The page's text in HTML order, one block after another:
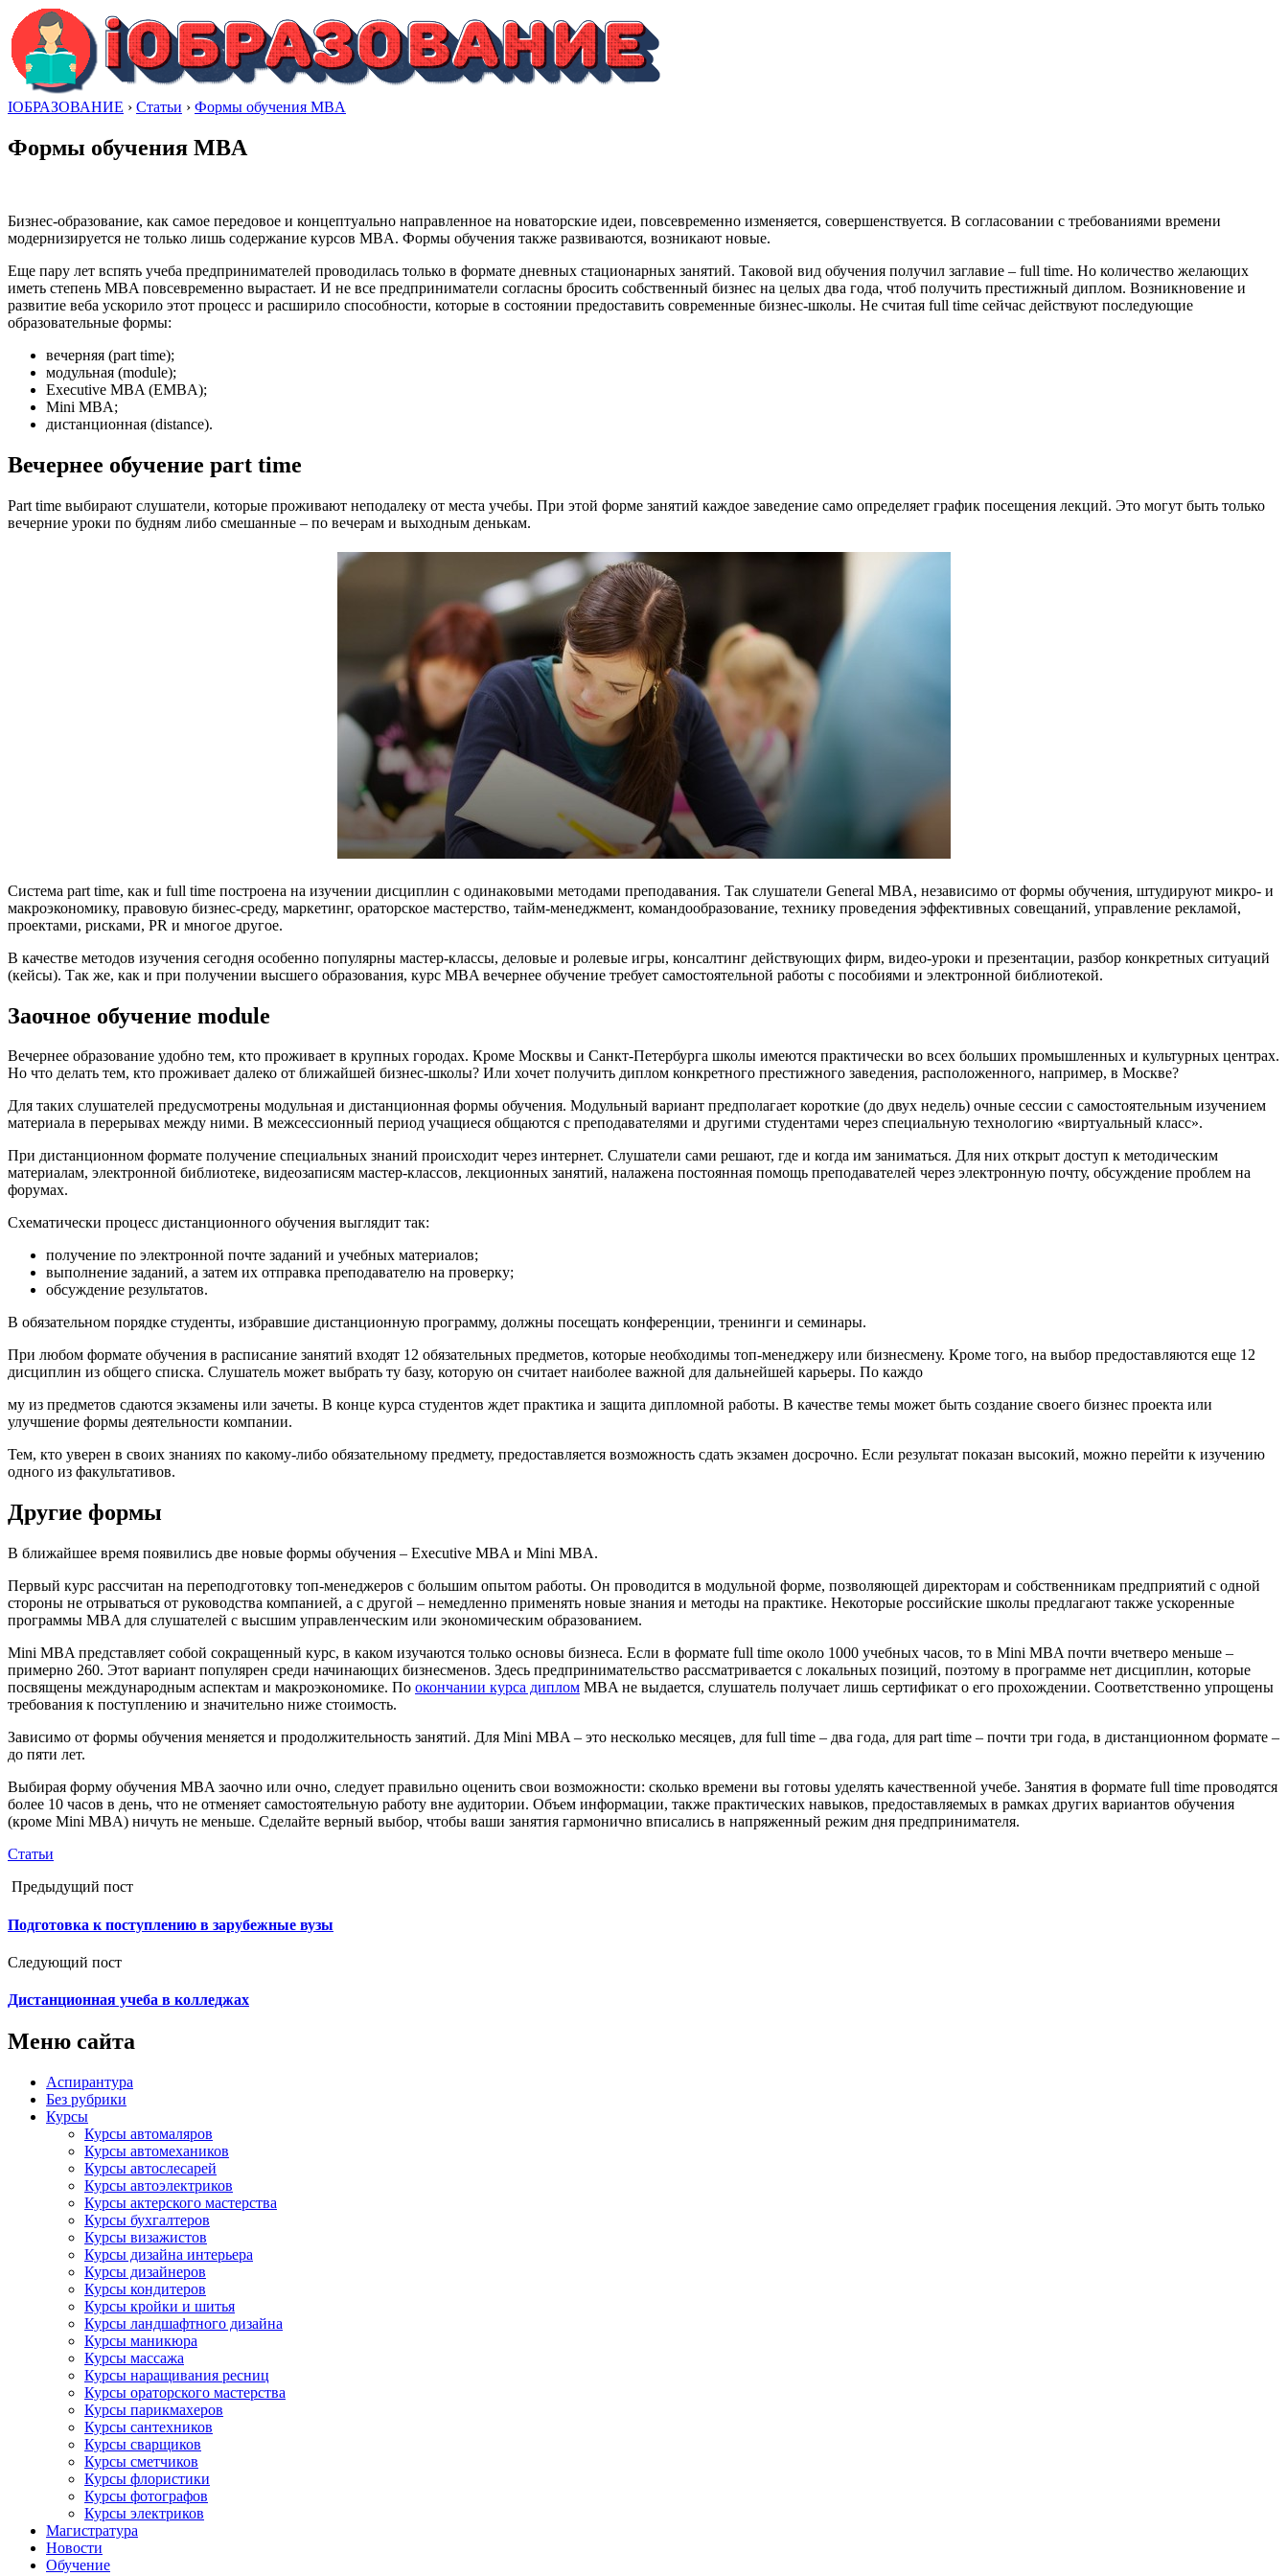
IОБРАЗОВАНИЕ › Статьи › Формы обучения MBA
Формы обучения MBA
Бизнес-образование, как самое передовое и концептуально направленное на новаторские идеи, повсевременно изменяется, совершенствуется. В согласовании с требованиями времени
модернизируется не только лишь содержание курсов MBA. Формы обучения также развиваются, возникают новые.
Еще пару лет вспять учеба предпринимателей проводилась только в формате дневных стационарных занятий. Таковой вид обучения получил заглавие – full time. Но количество желающих
иметь степень MBA повсевременно вырастает. И не все предприниматели согласны бросить собственный бизнес на целых два года, чтоб получить престижный диплом. Возникновение и
развитие веба ускорило этот процесс и расширило способности, которые в состоянии предоставить современные бизнес-школы. Не считая full time сейчас действуют последующие
образовательные формы:
вечерняя (part time);
модульная (module);
Executive MBA (EMBA);
Mini MBA;
дистанционная (distance).
Вечернее обучение part time
Part time выбирают слушатели, которые проживают неподалеку от места учебы. При этой форме занятий каждое заведение само определяет график посещения лекций. Это могут быть только
вечерние уроки по будням либо смешанные – по вечерам и выходным денькам.
Система part time, как и full time построена на изучении дисциплин с одинаковыми методами преподавания. Так слушатели General MBA, независимо от формы обучения, штудируют микро- и
макроэкономику, правовую бизнес-среду, маркетинг, ораторское мастерство, тайм-менеджмент, командообразование, технику проведения эффективных совещаний, управление рекламой,
проектами, рисками, PR и многое другое.
В качестве методов изучения сегодня особенно популярны мастер-классы, деловые и ролевые игры, консалтинг действующих фирм, видео-уроки и презентации, разбор конкретных ситуаций
(кейсы). Так же, как и при получении высшего образования, курс MBA вечернее обучение требует самостоятельной работы с пособиями и электронной библиотекой.
Заочное обучение module
Вечернее образование удобно тем, кто проживает в крупных городах. Кроме Москвы и Санкт-Петербурга школы имеются практически во всех больших промышленных и культурных центрах.
Но что делать тем, кто проживает далеко от ближайшей бизнес-школы? Или хочет получить диплом конкретного престижного заведения, расположенного, например, в Москве?
Для таких слушателей предусмотрены модульная и дистанционная формы обучения. Модульный вариант предполагает короткие (до двух недель) очные сессии с самостоятельным изучением
материала в перерывах между ними. В межсессионный период учащиеся общаются с преподавателями и другими студентами через специальную технологию «виртуальный класс».
При дистанционном формате получение специальных знаний происходит через интернет. Слушатели сами решают, где и когда им заниматься. Для них открыт доступ к методическим
материалам, электронной библиотеке, видеозаписям мастер-классов, лекционных занятий, налажена постоянная помощь преподавателей через электронную почту, обсуждение проблем на
форумах.
Схематически процесс дистанционного обучения выглядит так:
получение по электронной почте заданий и учебных материалов;
выполнение заданий, а затем их отправка преподавателю на проверку;
обсуждение результатов.
В обязательном порядке студенты, избравшие дистанционную программу, должны посещать конференции, тренинги и семинары.
При любом формате обучения в расписание занятий входят 12 обязательных предметов, которые необходимы топ-менеджеру или бизнесмену. Кроме того, на выбор предоставляются еще 12
дисциплин из общего списка. Слушатель может выбрать ту базу, которую он считает наиболее важной для дальнейшей карьеры. По каждо
му из предметов сдаются экзамены или зачеты. В конце курса студентов ждет практика и защита дипломной работы. В качестве темы может быть создание своего бизнес проекта или
улучшение формы деятельности компании.
Тем, кто уверен в своих знаниях по какому-либо обязательному предмету, предоставляется возможность сдать экзамен досрочно. Если результат показан высокий, можно перейти к изучению
одного из факультативов.
Другие формы
В ближайшее время появились две новые формы обучения – Executive MBA и Mini MBA.
Первый курс рассчитан на переподготовку топ-менеджеров с большим опытом работы. Он проводится в модульной форме, позволяющей директорам и собственникам предприятий с одной
стороны не отрываться от руководства компанией, а с другой – немедленно применять новые знания и методы на практике. Некоторые российские школы предлагают также ускоренные
программы MBA для слушателей с высшим управленческим или экономическим образованием.
Mini MBA представляет собой сокращенный курс, в каком изучаются только основы бизнеса. Если в формате full time около 1000 учебных часов, то в Mini MBA почти вчетверо меньше –
примерно 260. Этот вариант популярен среди начинающих бизнесменов. Здесь предпринимательство рассматривается с локальных позиций, поэтому в программе нет дисциплин, которые
посвящены международным аспектам и макроэкономике. По окончании курса диплом MBA не выдается, слушатель получает лишь сертификат о его прохождении. Соответственно упрощены
требования к поступлению и значительно ниже стоимость.
Зависимо от формы обучения меняется и продолжительность занятий. Для Mini MBA – это несколько месяцев, для full time – два года, для part time – почти три года, в дистанционном формате –
до пяти лет.
Выбирая форму обучения MBA заочно или очно, следует правильно оценить свои возможности: сколько времени вы готовы уделять качественной учебе. Занятия в формате full time проводятся
более 10 часов в день, что не отменяет самостоятельную работу вне аудитории. Объем информации, также практических навыков, предоставляемых в рамках других вариантов обучения
(кроме Mini MBA) ничуть не меньше. Сделайте верный выбор, чтобы ваши занятия гармонично вписались в напряженный режим дня предпринимателя.
Статьи
Предыдущий пост
Подготовка к поступлению в зарубежные вузы
Следующий пост
Дистанционная учеба в колледжах
Меню сайта
Аспирантура
Без рубрики
Курсы
Курсы автомаляров
Курсы автомехаников
Курсы автослесарей
Курсы автоэлектриков
Курсы актерского мастерства
Курсы бухгалтеров
Курсы визажистов
Курсы дизайна интерьера
Курсы дизайнеров
Курсы кондитеров
Курсы кройки и шитья
Курсы ландшафтного дизайна
Курсы маникюра
Курсы массажа
Курсы наращивания ресниц
Курсы ораторского мастерства
Курсы парикмахеров
Курсы сантехников
Курсы сварщиков
Курсы сметчиков
Курсы флористики
Курсы фотографов
Курсы электриков
Магистратура
Новости
Обучение